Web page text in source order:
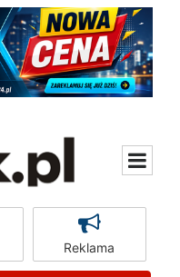
Reklama